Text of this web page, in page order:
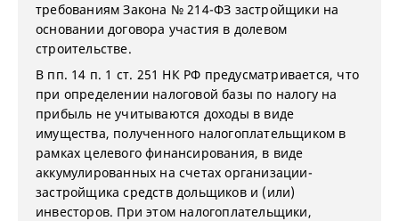
требованиям Закона № 214-ФЗ застройщики на
основании договора участия в долевом
строительстве.
В пп. 14 п. 1 ст. 251 НК РФ предусматривается, что
при определении налоговой базы по налогу на
прибыль не учитываются доходы в виде
имущества, полученного налогоплательщиком в
рамках целевого финансирования, в виде
аккумулированных на счетах организации-
застройщика средств дольщиков и (или)
инвесторов. При этом налогоплательщики,